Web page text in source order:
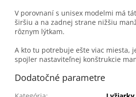
V porovnaní s unisex modelmi má
širšiu a na zadnej strane nižšiu
rôznym lýtkam.
A kto tu potrebuje ešte viac miesta,
spojler nastaviteľnej konštrukcie
Dodatočné parametre